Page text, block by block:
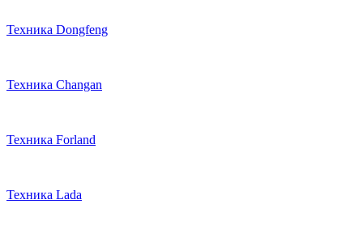
Техника Dongfeng
Техника Changan
Техника Forland
Техника Lada